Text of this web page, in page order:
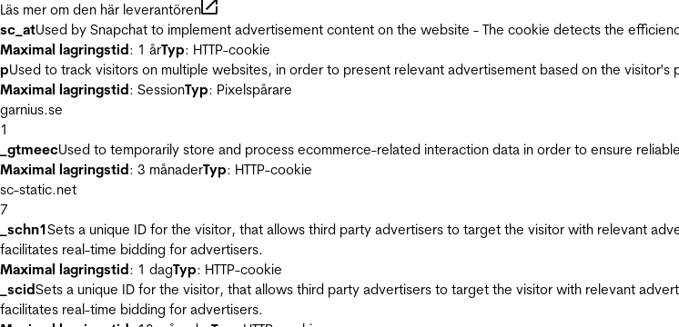
Läs mer om den här leverantören
sc_atUsed by Snapchat to implement advertisement content on the website - The cookie detects the
Maximal lagringstid: 1 årTyp: HTTP-cookie
pUsed to track visitors on multiple websites, in order to present relevant advertisement based on the visitor's
Maximal lagringstid: SessionTyp: Pixelspårare
garnius.se
1
_gtmeecUsed to temporarily store and process ecommerce-related interaction data in order to ensure
Maximal lagringstid: 3 månaderTyp: HTTP-cookie
sc-static.net
7
_schn1Sets a unique ID for the visitor, that allows third party advertisers to target the visitor with relevant
facilitates real-time bidding for advertisers.
Maximal lagringstid: 1 dagTyp: HTTP-cookie
_scidSets a unique ID for the visitor, that allows third party advertisers to target the visitor with relevant
facilitates real-time bidding for advertisers.